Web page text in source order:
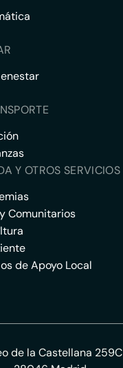
Y OTROS SERVICIOS
Comunitarios
de Apoyo Local
de la Castellana 259C